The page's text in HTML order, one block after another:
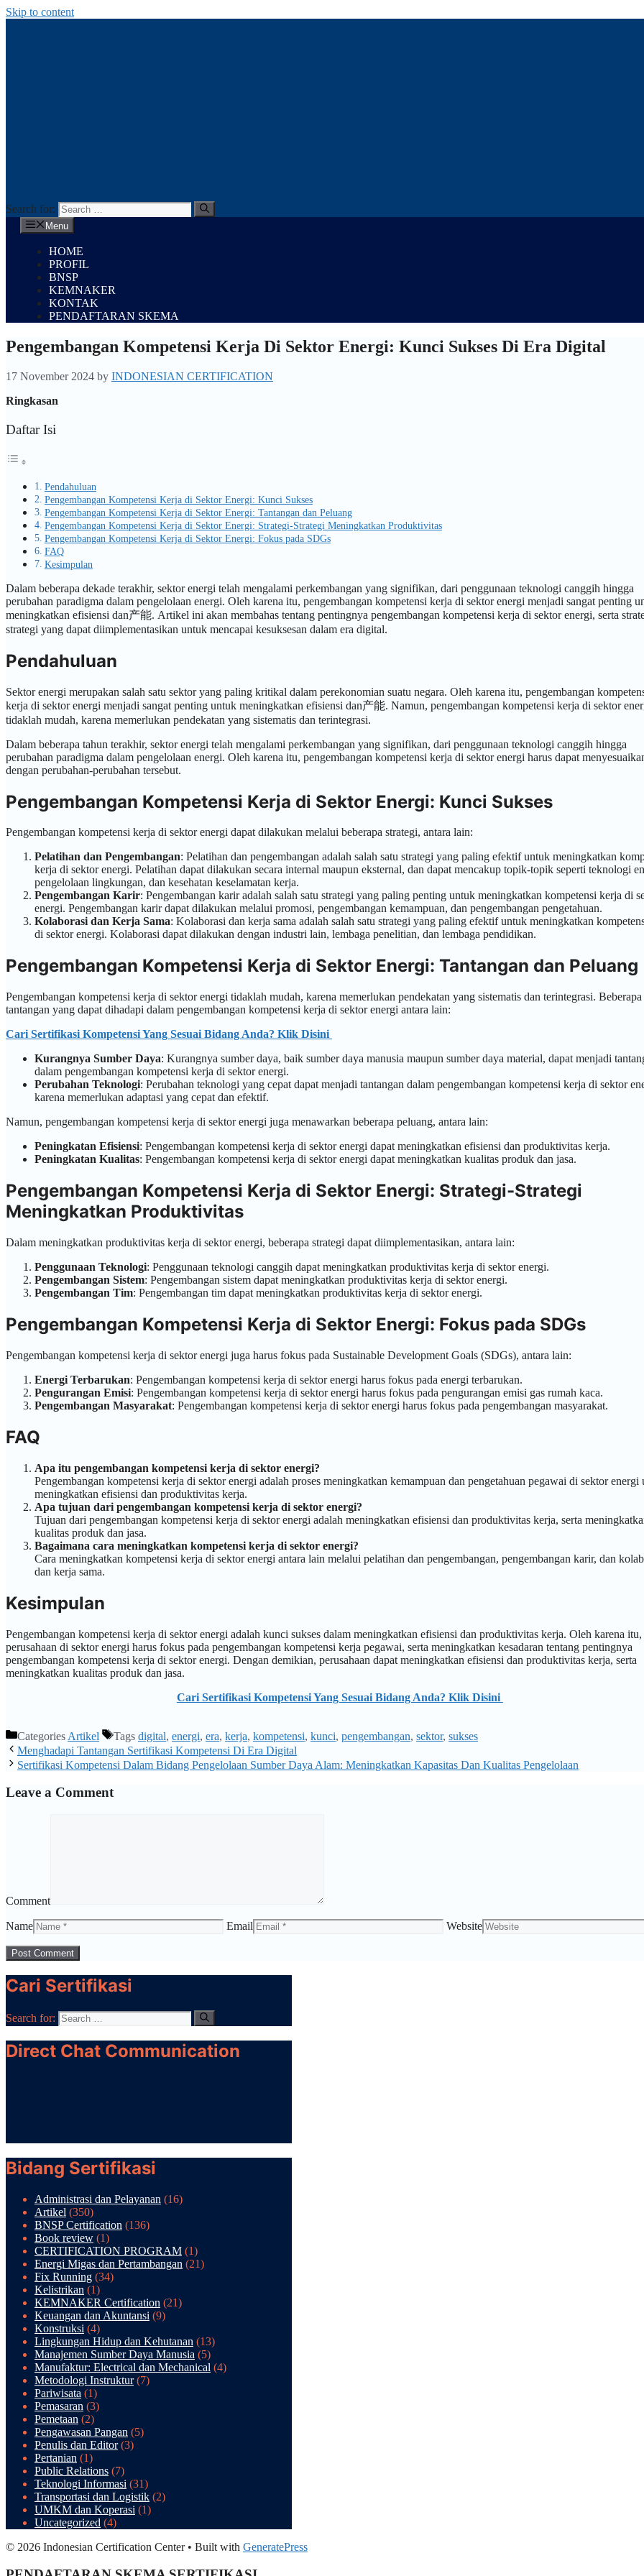
Skip to content
Search for:
Menu
HOME
PROFIL
BNSP
KEMNAKER
KONTAK
PENDAFTARAN SKEMA
Pengembangan Kompetensi Kerja Di Sektor Energi: Kunci Sukses Di Era Digital
17 November 2024 by INDONESIAN CERTIFICATION
Ringkasan
Daftar Isi
Pendahuluan
Pengembangan Kompetensi Kerja di Sektor Energi: Kunci Sukses
Pengembangan Kompetensi Kerja di Sektor Energi: Tantangan dan Peluang
Pengembangan Kompetensi Kerja di Sektor Energi: Strategi-Strategi Meningkatkan Produktivitas
Pengembangan Kompetensi Kerja di Sektor Energi: Fokus pada SDGs
FAQ
Kesimpulan
Dalam beberapa dekade terakhir, sektor energi telah mengalami perkembangan yang signifikan, dari penggunaan teknologi canggih hingga
perubahan paradigma dalam pengelolaan energi. Oleh karena itu, pengembangan kompetensi kerja di sektor energi menjadi sangat penting
meningkatkan efisiensi dan产能. Artikel ini akan membahas tentang pentingnya pengembangan kompetensi kerja di sektor energi, serta
strategi yang dapat diimplementasikan untuk mencapai kesuksesan dalam era digital.
Pendahuluan
Sektor energi merupakan salah satu sektor yang paling kritikal dalam perekonomian suatu negara. Oleh karena itu, pengembangan
kerja di sektor energi menjadi sangat penting untuk meningkatkan efisiensi dan产能. Namun, pengembangan kompetensi kerja di sektor
tidaklah mudah, karena memerlukan pendekatan yang sistematis dan terintegrasi.
Dalam beberapa tahun terakhir, sektor energi telah mengalami perkembangan yang signifikan, dari penggunaan teknologi canggih hingga
perubahan paradigma dalam pengelolaan energi. Oleh karena itu, pengembangan kompetensi kerja di sektor energi harus dapat
dengan perubahan-perubahan tersebut.
Pengembangan Kompetensi Kerja di Sektor Energi: Kunci Sukses
Pengembangan kompetensi kerja di sektor energi dapat dilakukan melalui beberapa strategi, antara lain:
Pelatihan dan Pengembangan: Pelatihan dan pengembangan adalah salah satu strategi yang paling efektif untuk meningkatkan
kerja di sektor energi. Pelatihan dapat dilakukan secara internal maupun eksternal, dan dapat mencakup topik-topik seperti teknologi
pengelolaan lingkungan, dan kesehatan keselamatan kerja.
Pengembangan Karir: Pengembangan karir adalah salah satu strategi yang paling penting untuk meningkatkan kompetensi kerja di
energi. Pengembangan karir dapat dilakukan melalui promosi, pengembangan kemampuan, dan pengembangan pengetahuan.
Kolaborasi dan Kerja Sama: Kolaborasi dan kerja sama adalah salah satu strategi yang paling efektif untuk meningkatkan
di sektor energi. Kolaborasi dapat dilakukan dengan industri lain, lembaga penelitian, dan lembaga pendidikan.
Pengembangan Kompetensi Kerja di Sektor Energi: Tantangan dan Peluang
Pengembangan kompetensi kerja di sektor energi tidaklah mudah, karena memerlukan pendekatan yang sistematis dan terintegrasi. Beberapa
tantangan yang dapat dihadapi dalam pengembangan kompetensi kerja di sektor energi antara lain:
Cari Sertifikasi Kompetensi Yang Sesuai Bidang Anda? Klik Disini
Kurangnya Sumber Daya: Kurangnya sumber daya, baik sumber daya manusia maupun sumber daya material, dapat menjadi
dalam pengembangan kompetensi kerja di sektor energi.
Perubahan Teknologi: Perubahan teknologi yang cepat dapat menjadi tantangan dalam pengembangan kompetensi kerja di sektor
karena memerlukan adaptasi yang cepat dan efektif.
Namun, pengembangan kompetensi kerja di sektor energi juga menawarkan beberapa peluang, antara lain:
Peningkatan Efisiensi: Pengembangan kompetensi kerja di sektor energi dapat meningkatkan efisiensi dan produktivitas kerja.
Peningkatan Kualitas: Pengembangan kompetensi kerja di sektor energi dapat meningkatkan kualitas produk dan jasa.
Pengembangan Kompetensi Kerja di Sektor Energi: Strategi-Strategi
Meningkatkan Produktivitas
Dalam meningkatkan produktivitas kerja di sektor energi, beberapa strategi dapat diimplementasikan, antara lain:
Penggunaan Teknologi: Penggunaan teknologi canggih dapat meningkatkan produktivitas kerja di sektor energi.
Pengembangan Sistem: Pengembangan sistem dapat meningkatkan produktivitas kerja di sektor energi.
Pengembangan Tim: Pengembangan tim dapat meningkatkan produktivitas kerja di sektor energi.
Pengembangan Kompetensi Kerja di Sektor Energi: Fokus pada SDGs
Pengembangan kompetensi kerja di sektor energi juga harus fokus pada Sustainable Development Goals (SDGs), antara lain:
Energi Terbarukan: Pengembangan kompetensi kerja di sektor energi harus fokus pada energi terbarukan.
Pengurangan Emisi: Pengembangan kompetensi kerja di sektor energi harus fokus pada pengurangan emisi gas rumah kaca.
Pengembangan Masyarakat: Pengembangan kompetensi kerja di sektor energi harus fokus pada pengembangan masyarakat.
FAQ
Apa itu pengembangan kompetensi kerja di sektor energi?
Pengembangan kompetensi kerja di sektor energi adalah proses meningkatkan kemampuan dan pengetahuan pegawai di sektor energi
meningkatkan efisiensi dan produktivitas kerja.
Apa tujuan dari pengembangan kompetensi kerja di sektor energi?
Tujuan dari pengembangan kompetensi kerja di sektor energi adalah meningkatkan efisiensi dan produktivitas kerja, serta
kualitas produk dan jasa.
Bagaimana cara meningkatkan kompetensi kerja di sektor energi?
Cara meningkatkan kompetensi kerja di sektor energi antara lain melalui pelatihan dan pengembangan, pengembangan karir, dan
dan kerja sama.
Kesimpulan
Pengembangan kompetensi kerja di sektor energi adalah kunci sukses dalam meningkatkan efisiensi dan produktivitas kerja. Oleh karena itu,
perusahaan di sektor energi harus fokus pada pengembangan kompetensi kerja pegawai, serta meningkatkan kesadaran tentang pentingnya
pengembangan kompetensi kerja di sektor energi. Dengan demikian, perusahaan dapat meningkatkan efisiensi dan produktivitas kerja, serta
meningkatkan kualitas produk dan jasa.
Cari Sertifikasi Kompetensi Yang Sesuai Bidang Anda? Klik Disini
Categories Artikel Tags digital, energi, era, kerja, kompetensi, kunci, pengembangan, sektor, sukses
Menghadapi Tantangan Sertifikasi Kompetensi Di Era Digital
Sertifikasi Kompetensi Dalam Bidang Pengelolaan Sumber Daya Alam: Meningkatkan Kapasitas Dan Kualitas Pengelolaan
Leave a Comment
Comment
Name Email Website
Cari Sertifikasi
Search for:
Direct Chat Communication
Bidang Sertifikasi
Administrasi dan Pelayanan (16)
Artikel (350)
BNSP Certification (136)
Book review (1)
CERTIFICATION PROGRAM (1)
Energi Migas dan Pertambangan (21)
Fix Running (34)
Kelistrikan (1)
KEMNAKER Certification (21)
Keuangan dan Akuntansi (9)
Konstruksi (4)
Lingkungan Hidup dan Kehutanan (13)
Manajemen Sumber Daya Manusia (5)
Manufaktur: Electrical dan Mechanical (4)
Metodologi Instruktur(7)
Pariwisata (1)
Pemasaran (3)
Pemetaan (2)
Pengawasan Pangan (5)
Penulis dan Editor(3)
Pertanian (1)
Public Relations (7)
Teknologi Informasi (31)
Transportasi dan Logistik (2)
UMKM dan Koperasi (1)
Uncategorized (4)
© 2026 Indonesian Certification Center• Built with GeneratePress